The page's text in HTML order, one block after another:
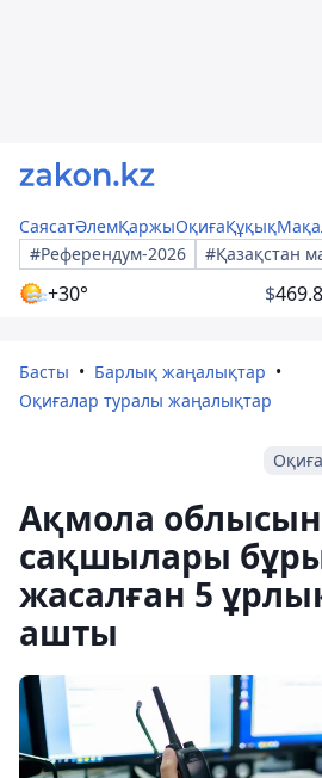
СаясатӘлемҚаржыОқиғаҚұқық
#Референдум-2026
#Қазақстан
+30° $
Басты
Барлық жаңалықтар
Оқиғалар туралы жаңалықтар
Ақмола
сақшылары
жасалған 5
ашты